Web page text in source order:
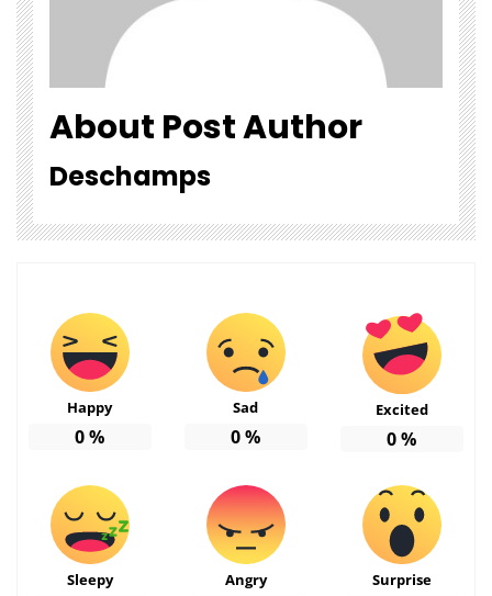
About Post Author
Deschamps
Happy
0%
Sad
0%
Excited
0%
Sleepy Angry Surprise